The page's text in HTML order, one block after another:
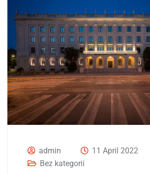
admin
11 April 2022
Bez kategorii